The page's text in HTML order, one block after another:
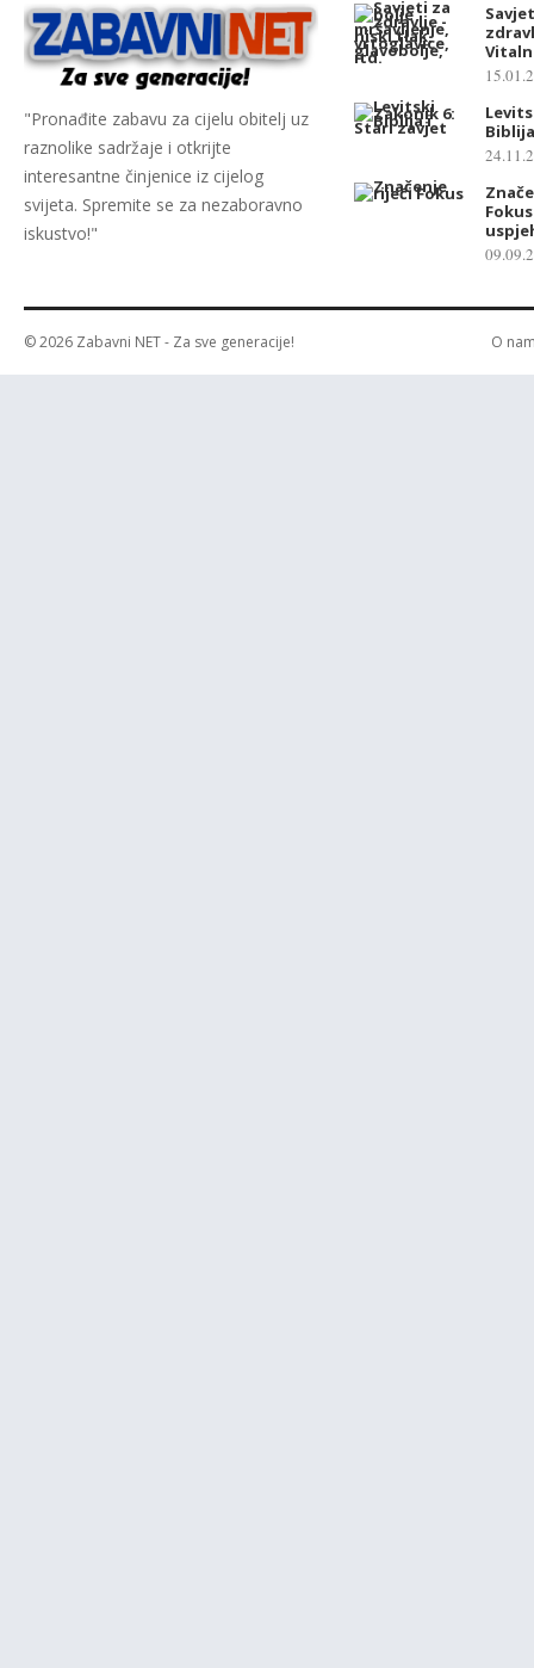
"Pronađite zabavu za cijelu obitelj uz
raznolike sadržaje i otkrijte
interesantne činjenice iz cijelog
svijeta. Spremite se za nezaboravno
iskustvo!"
© 2026 Zabavni NET- Za sve generacije! O